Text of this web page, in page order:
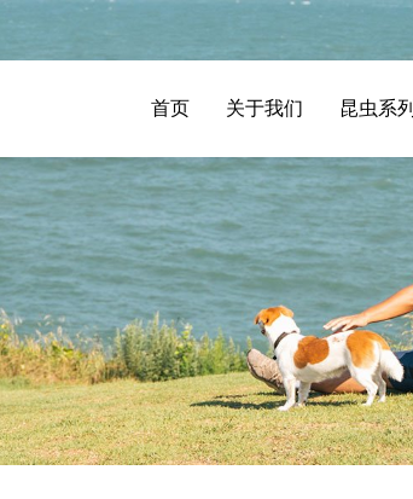
首页 关于我们 昆虫系列